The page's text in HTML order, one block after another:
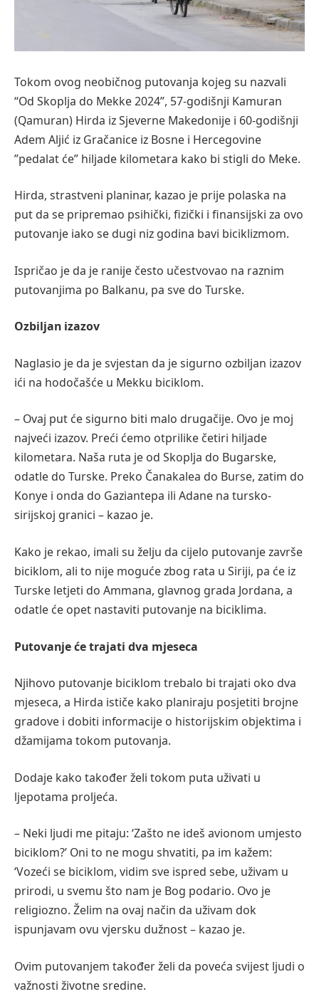
Tokom ovog neobičnog putovanja kojeg su nazvali
“Od Skoplja do Mekke 2024”, 57-godišnji Kamuran
(Qamuran) Hirda iz Sjeverne Makedonije i 60-godišnji
Adem Aljić iz Gračanice iz Bosne i Hercegovine
”pedalat će” hiljade kilometara kako bi stigli do Meke.
Hirda, strastveni planinar, kazao je prije polaska na
put da se pripremao psihički, fizički i finansijski za ovo
putovanje iako se dugi niz godina bavi biciklizmom.
Ispričao je da je ranije često učestvovao na raznim
putovanjima po Balkanu, pa sve do Turske.
Ozbiljan izazov
Naglasio je da je svjestan da je sigurno ozbiljan izazov
ići na hodočašće u Mekku biciklom.
– Ovaj put će sigurno biti malo drugačije. Ovo je moj
najveći izazov. Preći ćemo otprilike četiri hiljade
kilometara. Naša ruta je od Skoplja do Bugarske,
odatle do Turske. Preko Čanakalea do Burse, zatim do
Konye i onda do Gaziantepa ili Adane na tursko-
sirijskoj granici – kazao je.
Kako je rekao, imali su želju da cijelo putovanje završe
biciklom, ali to nije moguće zbog rata u Siriji, pa će iz
Turske letjeti do Ammana, glavnog grada Jordana, a
odatle će opet nastaviti putovanje na biciklima.
Putovanje će trajati dva mjeseca
Njihovo putovanje biciklom trebalo bi trajati oko dva
mjeseca, a Hirda ističe kako planiraju posjetiti brojne
gradove i dobiti informacije o historijskim objektima i
džamijama tokom putovanja.
Dodaje kako također želi tokom puta uživati u
ljepotama proljeća.
– Neki ljudi me pitaju: ‘Zašto ne ideš avionom umjesto
biciklom?’ Oni to ne mogu shvatiti, pa im kažem:
‘Vozeći se biciklom, vidim sve ispred sebe, uživam u
prirodi, u svemu što nam je Bog podario. Ovo je
religiozno. Želim na ovaj način da uživam dok
ispunjavam ovu vjersku dužnost – kazao je.
Ovim putovanjem također želi da poveća svijest ljudi o
važnosti životne sredine.